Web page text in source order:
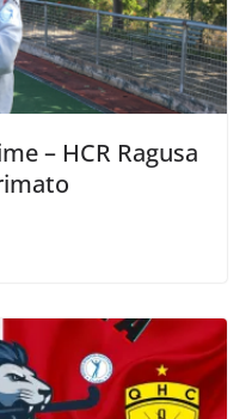
– HCR Ragusa